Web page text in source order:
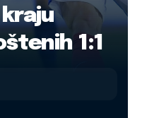
1:1